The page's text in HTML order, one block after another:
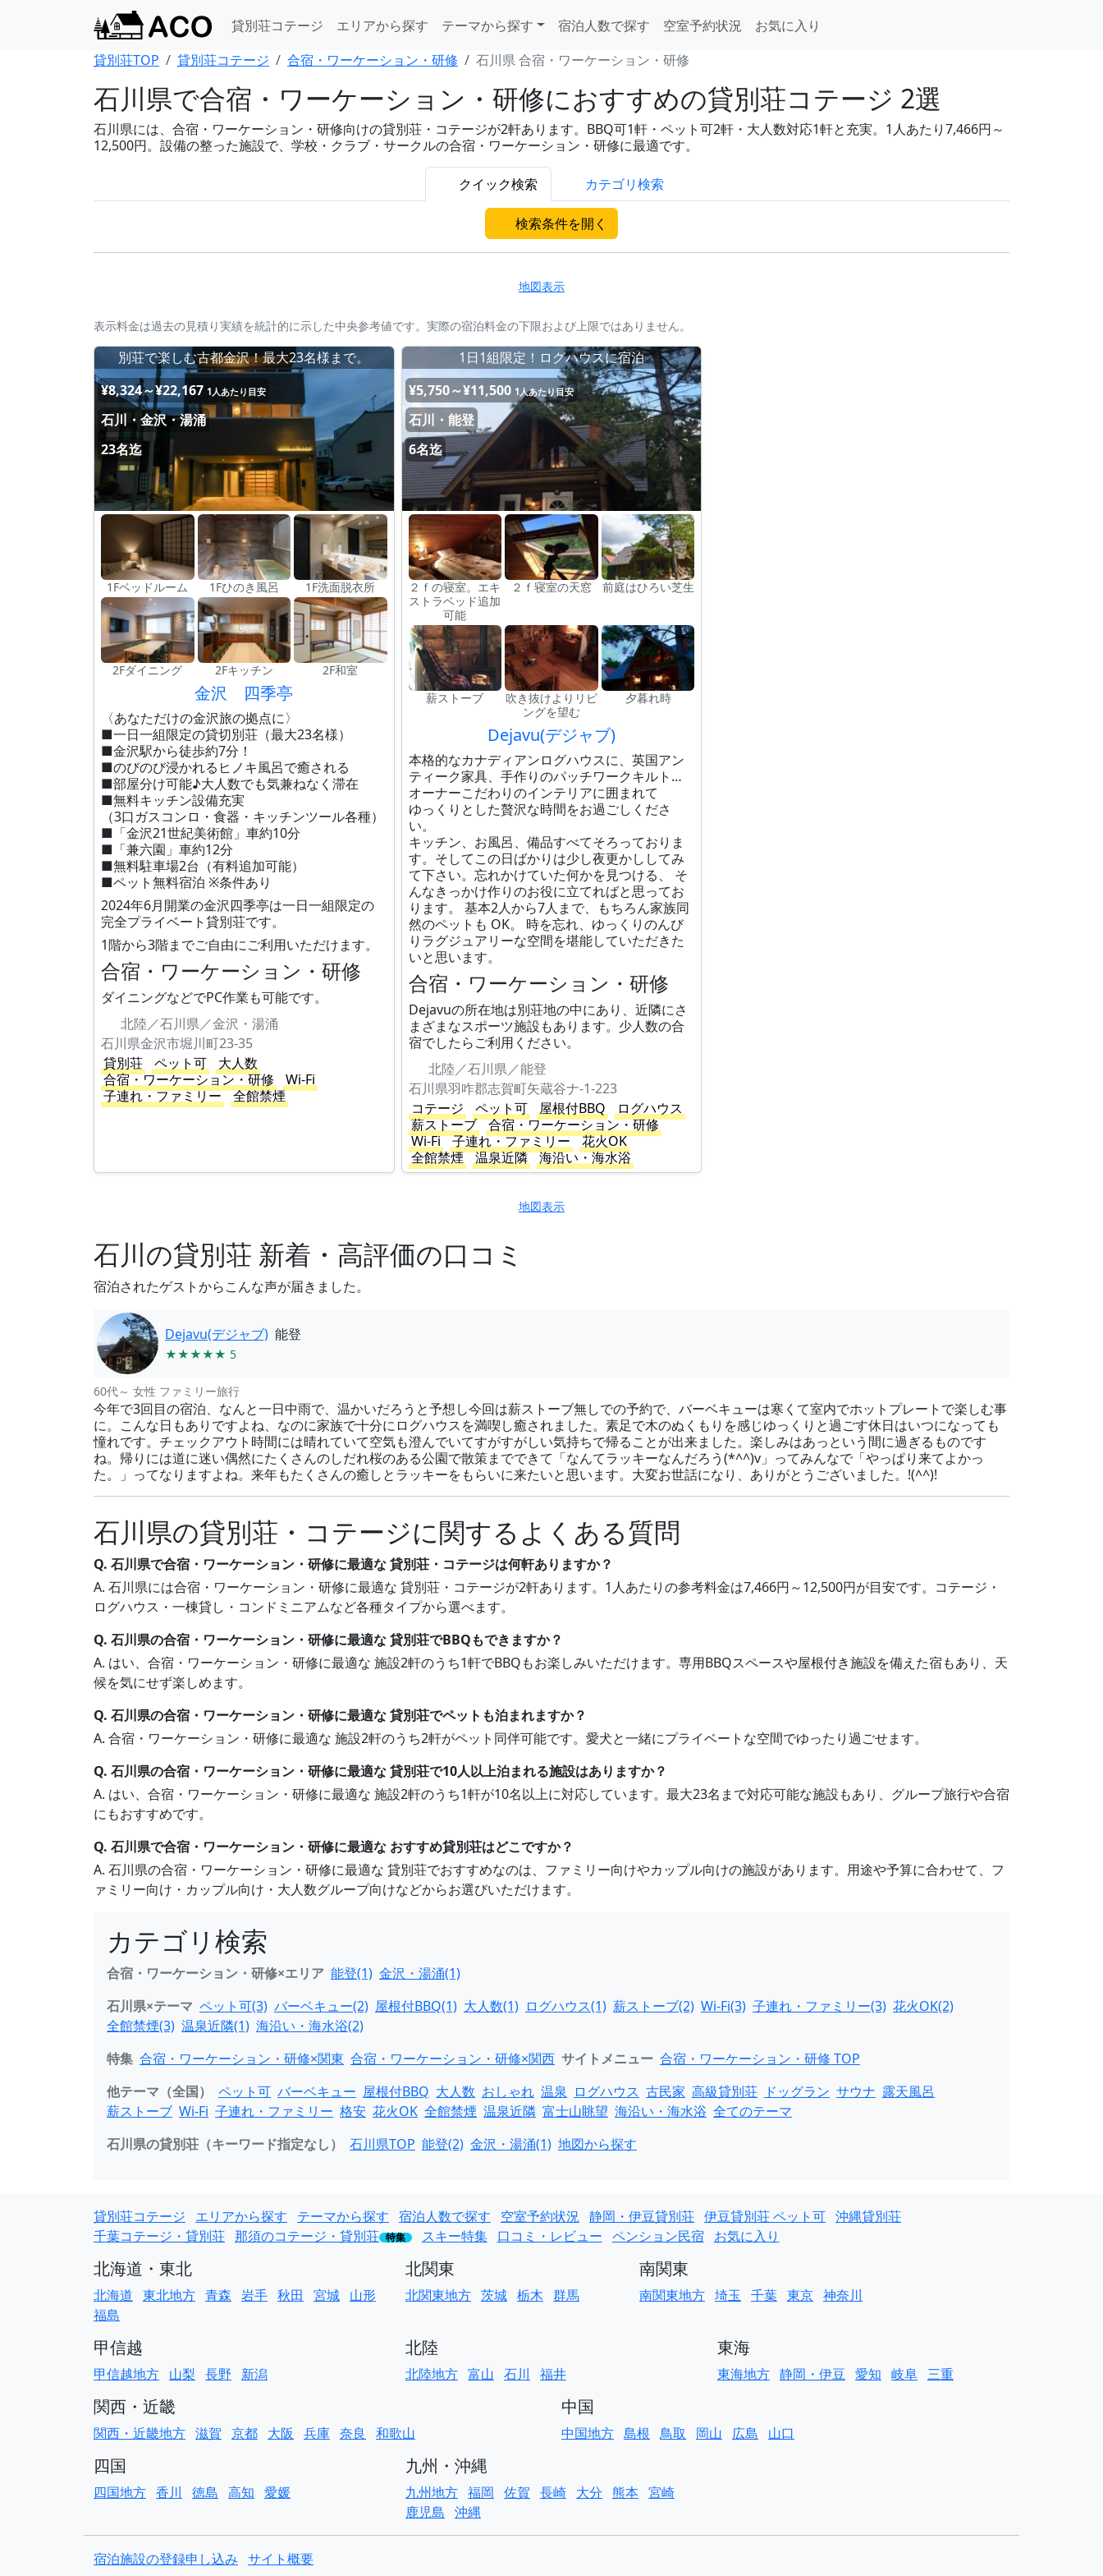
貸別荘コテージ エリアから探す テーマから探す 宿泊人数で探す 空室予約状況
お気に入り
貸別荘TOP
貸別荘コテージ 合宿・ワーケーション・研修 石川県 合宿・ワーケーション・研修
石川県で合宿・ワーケーション・研修におすすめの貸別荘コテージ 2選
石川県には、合宿・ワーケーション・研修向けの貸別荘・コテージが2軒あります。BBQ可1軒・ペット可2軒・大人数対応1軒と充実。1人あたり7,466円～
12,500円。設備の整った施設で、学校・クラブ・サークルの合宿・ワーケーション・研修に最適です。
クイック検索 カテゴリ検索
検索条件を開く
地図表示
表示料金は過去の見積り実績を統計的に示した中央参考値です。実際の宿泊料金の下限および上限ではありません。
別荘で楽しむ古都金沢！最大23名様まで。
¥8,324～¥22,167 1人あたり目安
石川・金沢・湯涌
23名迄
1Fベッドルーム 1Fひのき風呂 1F洗面脱衣所
2Fダイニング 2Fキッチン 2F和室
金沢 四季亭
〈あなただけの金沢旅の拠点に〉
■一日一組限定の貸切別荘（最大23名様）
■金沢駅から徒歩約7分！
■のびのび浸かれるヒノキ風呂で癒される
■部屋分け可能♪大人数でも気兼ねなく滞在
■無料キッチン設備充実
（3口ガスコンロ・食器・キッチンツール各種）
■「金沢21世紀美術館」車約10分
■「兼六園」車約12分
■無料駐車場2台（有料追加可能）
■ペット無料宿泊 ※条件あり
2024年6月開業の金沢四季亭は一日一組限定の
完全プライベート貸別荘です。
1階から3階までご自由にご利用いただけます。
合宿・ワーケーション・研修
ダイニングなどでPC作業も可能です。
北陸／石川県／金沢・湯涌
石川県金沢市堀川町23-35
貸別荘
ペット可
大人数
合宿・ワーケーション・研修
Wi-Fi
子連れ・ファミリー
全館禁煙
1日1組限定！ログハウスに宿泊
¥5,750～¥11,500 1人あたり目安
石川・能登
6名迄
２ｆの寝室。エキ
ストラベッド追加
可能
２ｆ寝室の天窓 前庭はひろい芝生
薪ストーブ
吹き抜けよりリビ
ングを望む
夕暮れ時
Dejavu(デジャブ)
本格的なカナディアンログハウスに、英国アン
ティーク家具、手作りのパッチワークキルト…
オーナーこだわりのインテリアに囲まれて
ゆっくりとした贅沢な時間をお過ごしくださ
い。
キッチン、お風呂、備品すべてそろっておりま
す。そしてこの日ばかりは少し夜更かししてみ
て下さい。忘れかけていた何かを見つける、 そ
んなきっかけ作りのお役に立てればと思ってお
ります。 基本2人から7人まで、もちろん家族同
然のペットも OK。 時を忘れ、ゆっくりのんび
りラグジュアリーな空間を堪能していただきた
いと思います。
合宿・ワーケーション・研修
Dejavuの所在地は別荘地の中にあり、近隣にさ
まざまなスポーツ施設もあります。少人数の合
宿でしたらご利用ください。
北陸／石川県／能登
石川県羽咋郡志賀町矢蔵谷ナ-1-223
コテージ
ペット可 屋根付BBQ
ログハウス
薪ストーブ
合宿・ワーケーション・研修
Wi-Fi
子連れ・ファミリー
花火OK
全館禁煙
温泉近隣 海沿い・海水浴
地図表示
石川の貸別荘 新着・高評価の口コミ
宿泊されたゲストからこんな声が届きました。
Dejavu(デジャブ) 能登
★★★★★ 5
60代～ 女性 ファミリー旅行
今年で3回目の宿泊、なんと一日中雨で、温かいだろうと予想し今回は薪ストーブ無しでの予約で、バーベキューは寒くて室内でホットプレートで楽しむ事
に。こんな日もありですよね、なのに家族で十分にログハウスを満喫し癒されました。素足で木のぬくもりを感じゆっくりと過ごす休日はいつになっても
憧れです。チェックアウト時間には晴れていて空気も澄んでいてすがすがしい気持ちで帰ることが出来ました。楽しみはあっという間に過ぎるものです
ね。帰りには道に迷い偶然にたくさんのしだれ桜のある公園で散策までできて「なんてラッキーなんだろう(*^^)v」ってみんなで「やっぱり来てよかっ
た。」ってなりますよね。来年もたくさんの癒しとラッキーをもらいに来たいと思います。大変お世話になり、ありがとうございました。!(^^)!
石川県の貸別荘・コテージに関するよくある質問
Q. 石川県で合宿・ワーケーション・研修に最適な 貸別荘・コテージは何軒ありますか？
A. 石川県には合宿・ワーケーション・研修に最適な 貸別荘・コテージが2軒あります。1人あたりの参考料金は7,466円～12,500円が目安です。コテージ・
ログハウス・一棟貸し・コンドミニアムなど各種タイプから選べます。
Q. 石川県の合宿・ワーケーション・研修に最適な 貸別荘でBBQもできますか？
A. はい、合宿・ワーケーション・研修に最適な 施設2軒のうち1軒でBBQもお楽しみいただけます。専用BBQスペースや屋根付き施設を備えた宿もあり、天
候を気にせず楽しめます。
Q. 石川県の合宿・ワーケーション・研修に最適な 貸別荘でペットも泊まれますか？
A. 合宿・ワーケーション・研修に最適な 施設2軒のうち2軒がペット同伴可能です。愛犬と一緒にプライベートな空間でゆったり過ごせます。
Q. 石川県の合宿・ワーケーション・研修に最適な 貸別荘で10人以上泊まれる施設はありますか？
A. はい、合宿・ワーケーション・研修に最適な 施設2軒のうち1軒が10名以上に対応しています。最大23名まで対応可能な施設もあり、グループ旅行や合宿
にもおすすめです。
Q. 石川県で合宿・ワーケーション・研修に最適な おすすめ貸別荘はどこですか？
A. 石川県の合宿・ワーケーション・研修に最適な 貸別荘でおすすめなのは、ファミリー向けやカップル向けの施設があります。用途や予算に合わせて、フ
ァミリー向け・カップル向け・大人数グループ向けなどからお選びいただけます。
カテゴリ検索
合宿・ワーケーション・研修×エリア 能登(1) 金沢・湯涌(1)
石川県×テーマ ペット可(3) バーベキュー(2) 屋根付BBQ(1) 大人数(1) ログハウス(1) 薪ストーブ(2) Wi-Fi(3) 子連れ・ファミリー(3) 花火OK(2)
全館禁煙(3) 温泉近隣(1) 海沿い・海水浴(2)
特集 合宿・ワーケーション・研修×関東 合宿・ワーケーション・研修×関西 サイトメニュー 合宿・ワーケーション・研修 TOP
他テーマ（全国）
ペット可 バーベキュー 屋根付BBQ 大人数 おしゃれ 温泉 ログハウス 古民家 高級貸別荘 ドッグラン サウナ 露天風呂
薪ストーブ Wi-Fi 子連れ・ファミリー 格安 花火OK 全館禁煙 温泉近隣 富士山眺望 海沿い・海水浴 全てのテーマ
石川県の貸別荘（キーワード指定なし）
石川県TOP 能登(2) 金沢・湯涌(1) 地図から探す
貸別荘コテージ エリアから探す テーマから探す 宿泊人数で探す 空室予約状況 静岡・伊豆貸別荘 伊豆貸別荘 ペット可 沖縄貸別荘
千葉コテージ・貸別荘 那須のコテージ・貸別荘 特集 スキー特集 口コミ・レビュー ペンション民宿 お気に入り
北海道・東北
北海道 東北地方 青森 岩手 秋田 宮城 山形
福島
北関東
北関東地方 茨城 栃木 群馬
南関東
南関東地方 埼玉 千葉 東京 神奈川
甲信越
甲信越地方 山梨 長野 新潟
北陸
北陸地方 富山 石川 福井
東海
東海地方 静岡・伊豆 愛知 岐阜 三重
関西・近畿
関西・近畿地方 滋賀 京都 大阪 兵庫 奈良 和歌山
中国
中国地方 島根 鳥取 岡山 広島 山口
四国
四国地方 香川 徳島 高知 愛媛
九州・沖縄
九州地方 福岡 佐賀 長崎 大分 熊本 宮崎
鹿児島 沖縄
宿泊施設の登録申し込み サイト概要